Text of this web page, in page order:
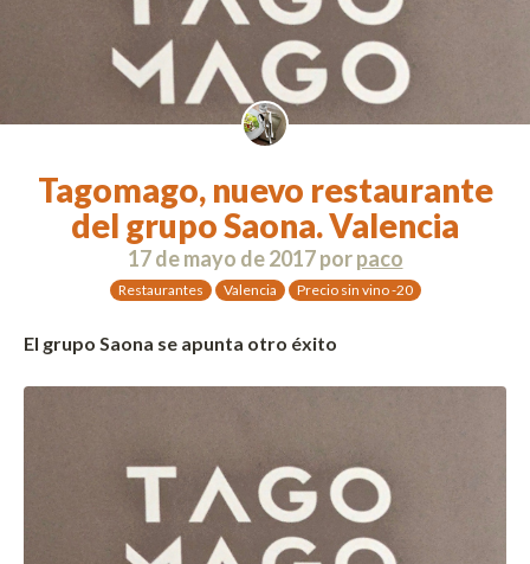
Tagomago, nuevo restaurante
del grupo Saona. Valencia
17 de mayo de 2017porpaco
Restaurantes Valencia Precio sin vino -20
El grupo Saona se apunta otro éxito